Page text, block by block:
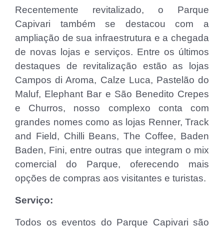
Recentemente revitalizado, o Parque
Capivari também se destacou com a
ampliação de sua infraestrutura e a chegada
de novas lojas e serviços. Entre os últimos
destaques de revitalização estão as lojas
Campos di Aroma, Calze Luca, Pastelão do
Maluf, Elephant Bar e São Benedito Crepes
e Churros, nosso complexo conta com
grandes nomes como as lojas Renner, Track
and Field, Chilli Beans, The Coffee, Baden
Baden, Fini, entre outras que integram o mix
comercial do Parque, oferecendo mais
opções de compras aos visitantes e turistas.
Serviço:
Todos os eventos do Parque Capivari são